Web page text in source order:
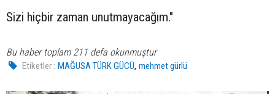
Sizi hiçbir zaman unutmayacağım."
Bu haber toplam 211 defa okunmuştur
Etiketler : MAĞUSA TÜRK GÜCÜ,mehmet gürlü